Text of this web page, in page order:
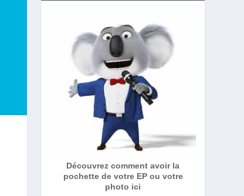
Découvrez comment avoir la
pochette de votre EP ou votre
photo ici